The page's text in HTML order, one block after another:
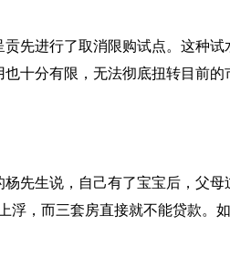
先进行了取消限购试点。这种
十分有限，无法彻底扭转目前
先生说，自己有了宝宝后，父
浮，而三套房直接就不能贷款。